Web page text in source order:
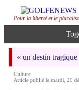
Pour la liberté et le
« un destin
Culture
Article publié le mardi, 29